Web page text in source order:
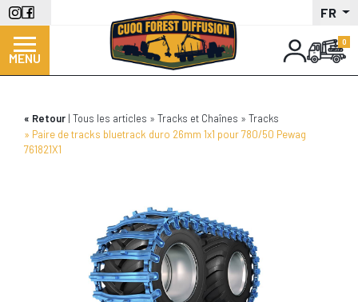
Aller
au
contenu
principal
FR
MENU
Retour Tous les articles Tracks et Chaînes
Tracks
Paire de tracks bluetrack duro 26mm 1x1 pour 780/50 Pewag
761821X1